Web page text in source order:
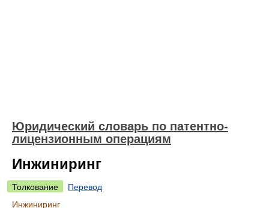
Юридический словарь по патентно-
лицензионным операциям
Инжиниринг
Толкование
Перевод
Инжиниринг